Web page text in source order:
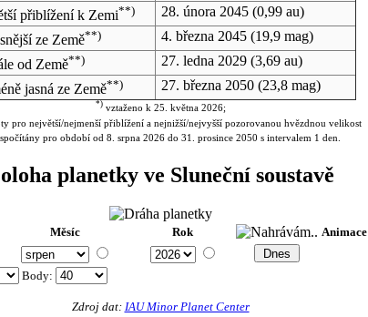
přiblížení k Zemi**) 28. února 2045(0,99 au)
ze Země**) 4. března 2045(19,9 mag)
od Země**) 27. ledna 2029(3,69 au)
jasná ze Země**) 27. března 2050(23,8 mag)
*)vztaženo k 25. května 2026;
pro největší/nejmenší přiblížení a nejnižší/nejvyšší pozorovanou hvězdnou velikost
pro období od 8. srpna 2026 do 31. prosince 2050 s intervalem 1 den.
planetky ve Sluneční soustavě
Měsíc Rok Animace
Body:
Zdroj dat: IAU Minor Planet Center